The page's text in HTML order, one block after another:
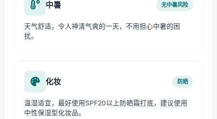
中暑 无中暑风险
天气舒适，令人神清气爽的一天，不用担心中暑的困
扰。
化妆 防晒
温湿适宜，最好使用SPF20以上防晒霜打底，建议使用
中性保湿型化妆品。